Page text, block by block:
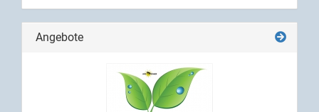
Angebote